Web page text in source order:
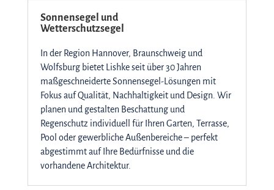
Sonnensegel und
Wetterschutzsegel
In der Region Hannover, Braunschweig und
Wolfsburg bietet Lishke seit über 30 Jahren
maßgeschneiderte Sonnensegel-Lösungen mit
Fokus auf Qualität, Nachhaltigkeit und Design. Wir
planen und gestalten Beschattung und
Regenschutz individuell für Ihren Garten, Terrasse,
Pool oder gewerbliche Außenbereiche – perfekt
abgestimmt auf Ihre Bedürfnisse und die
vorhandene Architektur.